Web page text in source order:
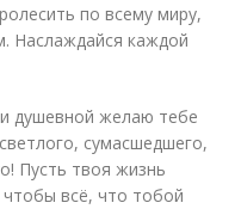
по всему миру,
Наслаждайся каждой
душевной желаю тебе
сумасшедшего,
Пусть твоя жизнь
всё, что тобой